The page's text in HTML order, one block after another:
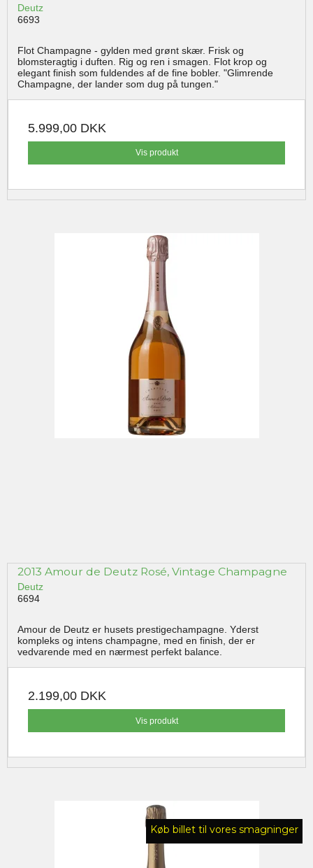
Deutz
6693
Flot Champagne - gylden med grønt skær. Frisk og
blomsteragtig i duften. Rig og ren i smagen. Flot krop og
elegant finish som fuldendes af de fine bobler. "Glimrende
Champagne, der lander som dug på tungen."
5.999,00 DKK
Vis produkt
2013 Amour de Deutz Rosé, Vintage Champagne
Deutz
6694
Amour de Deutz er husets prestigechampagne. Yderst
kompleks og intens champagne, med en finish, der er
vedvarende med en nærmest perfekt balance.
2.199,00 DKK
Vis produkt
Køb billet til vores smagninger